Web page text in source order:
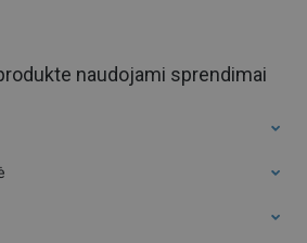
naudojami sprendimai